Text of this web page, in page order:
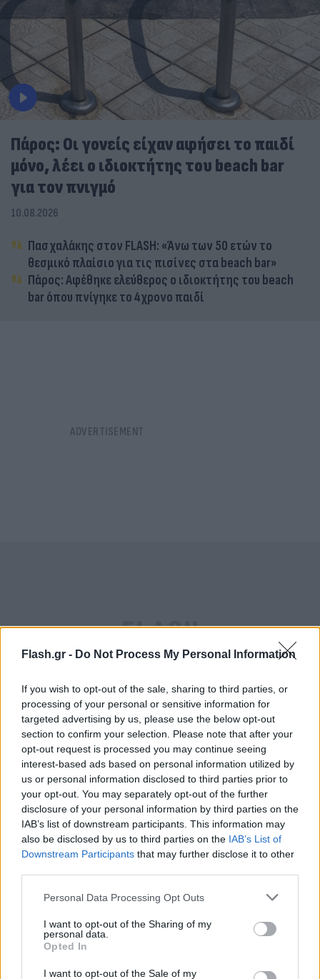
Flash.gr - Do Not Process My Personal Information
If you wish to opt-out of the sale, sharing to third parties, or
processing of your personal or sensitive information for
targeted advertising by us, please use the below opt-out
section to confirm your selection. Please note that after your
opt-out request is processed you may continue seeing
interest-based ads based on personal information utilized by
us or personal information disclosed to third parties prior to
your opt-out. You may separately opt-out of the further
disclosure of your personal information by third parties on the
IAB’s list of downstream participants. This information may
also be disclosed by us to third parties on the IAB’s List of
Downstream Participants that may further disclose it to other
Please note that this website/app uses one or more Google
not limited to your visit or usage behaviour. You may click to
grant or deny consent to Google and its third-party tags to
use your data for below specified purposes in below Google
consent section.
Personal Data Processing Opt Outs
I want to opt-out of the Sharing of my
personal data.
Opted In
I want to opt-out of the Sale of my
Πάρος: Οι γονείς είχαν αφήσει το παιδί
μόνο, λέει ο ιδιοκτήτης του beach bar
για τον πνιγμό
10.08.2026
Πασχαλάκης στον FLASH: «Άνω των 50 ετών το
θεσμικό πλαίσιο για τις πισίνες στα beach bar»
Πάρος: Αφέθηκε ελεύθερος ο ιδιοκτήτης του beach
bar όπου πνίγηκε το 4χρονο παιδί
Σε ύφεση η φωτιά στον Κουβαρά Αττικής - Η
φωτιά έχει περιοριστεί σε πτηνοτροφική μονάδα
που καίγεται
10.08.2026 ΧΡΙΣΤΌΔΟΥΛΟΣ ΣΚΟΎΝΤΑΣ